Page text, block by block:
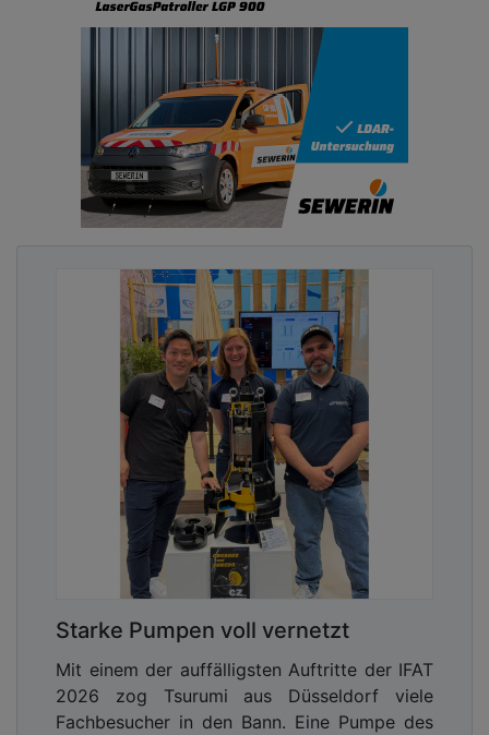
Starke Pumpen voll vernetzt
Mit einem der auffälligsten Auftritte der IFAT
2026 zog Tsurumi aus Düsseldorf viele
Fachbesucher in den Bann. Eine Pumpe des